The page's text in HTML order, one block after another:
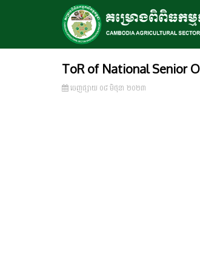
ToR of National Senior
ចេញ​ផ្សាយ​ ០៨ មិថុនា ២០២៣